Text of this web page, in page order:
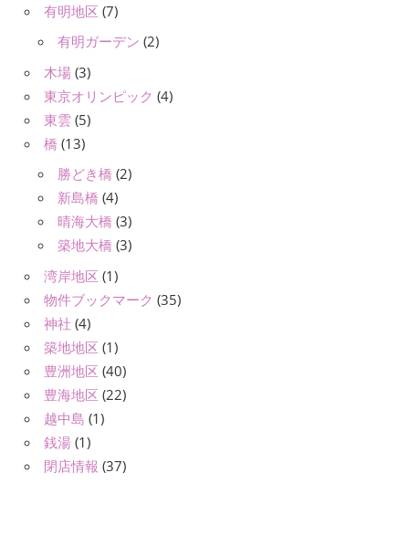
有明地区 (7)
有明ガーデン (2)
木場 (3)
東京オリンピック (4)
東雲 (5)
橋 (13)
勝どき橋 (2)
新島橋 (4)
晴海大橋 (3)
築地大橋 (3)
湾岸地区 (1)
物件ブックマーク (35)
神社 (4)
築地地区 (1)
豊洲地区 (40)
豊海地区 (22)
越中島 (1)
銭湯 (1)
閉店情報 (37)